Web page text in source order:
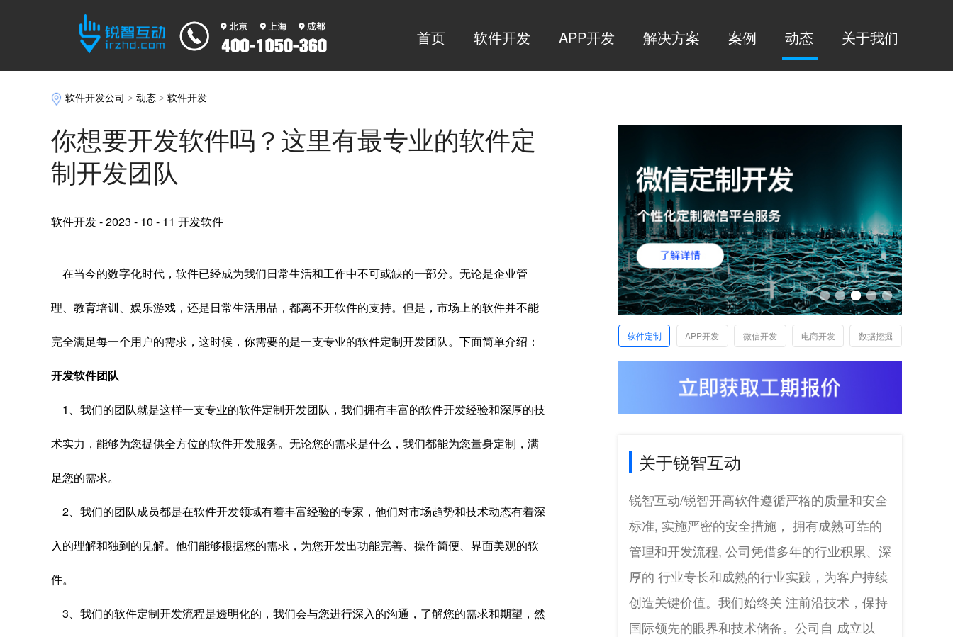
首页 软件开发 APP开发 解决方案 案例 动态 关于我们
软件开发公司 >动态 >软件开发
你想要开发软件吗？这里有最专业的软件定
制开发团队
软件开发- 2023 - 10 - 11 开发软件
在当今的数字化时代，软件已经成为我们日常生活和工作中不可或缺的一部分。无论是企业管
理、教育培训、娱乐游戏，还是日常生活用品，都离不开软件的支持。但是，市场上的软件并不能
完全满足每一个用户的需求，这时候，你需要的是一支专业的软件定制开发团队。下面简单介绍：
开发软件团队
1、我们的团队就是这样一支专业的软件定制开发团队，我们拥有丰富的软件开发经验和深厚的技
术实力，能够为您提供全方位的软件开发服务。无论您的需求是什么，我们都能为您量身定制，满
足您的需求。
2、我们的团队成员都是在软件开发领域有着丰富经验的专家，他们对市场趋势和技术动态有着深
入的理解和独到的见解。他们能够根据您的需求，为您开发出功能完善、操作简便、界面美观的软
件。
3、我们的软件定制开发流程是透明化的，我们会与您进行深入的沟通，了解您的需求和期望，然
软件定制 APP开发 微信开发 电商开发 数据挖掘
关于锐智互动
锐智互动/锐智开高软件遵循严格的质量和安全
标准, 实施严密的安全措施， 拥有成熟可靠的
管理和开发流程, 公司凭借多年的行业积累、深
厚的 行业专长和成熟的行业实践，为客户持续
创造关键价值。我们始终关 注前沿技术，保持
国际领先的眼界和技术储备。公司自 成立以